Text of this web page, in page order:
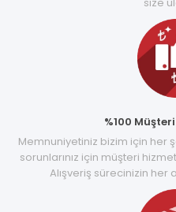
%100
Memnuniyetiniz bizim için her
sorunlarınız için müşteri
Alışveriş sürecinizin her